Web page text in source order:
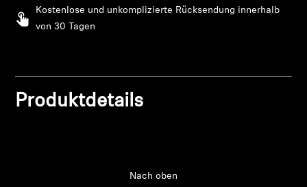
Hörer-Ressourcen
Kostenlose und unkomplizierte Rücksendung innerhalb
von 30 Tagen
Produktdetails
Nach oben